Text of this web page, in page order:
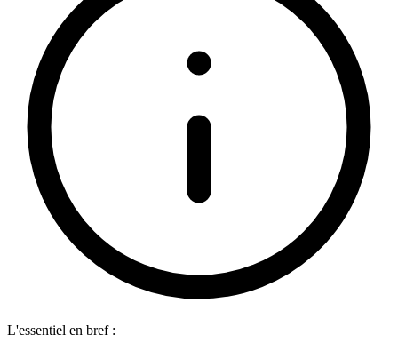
L'essentiel en bref :